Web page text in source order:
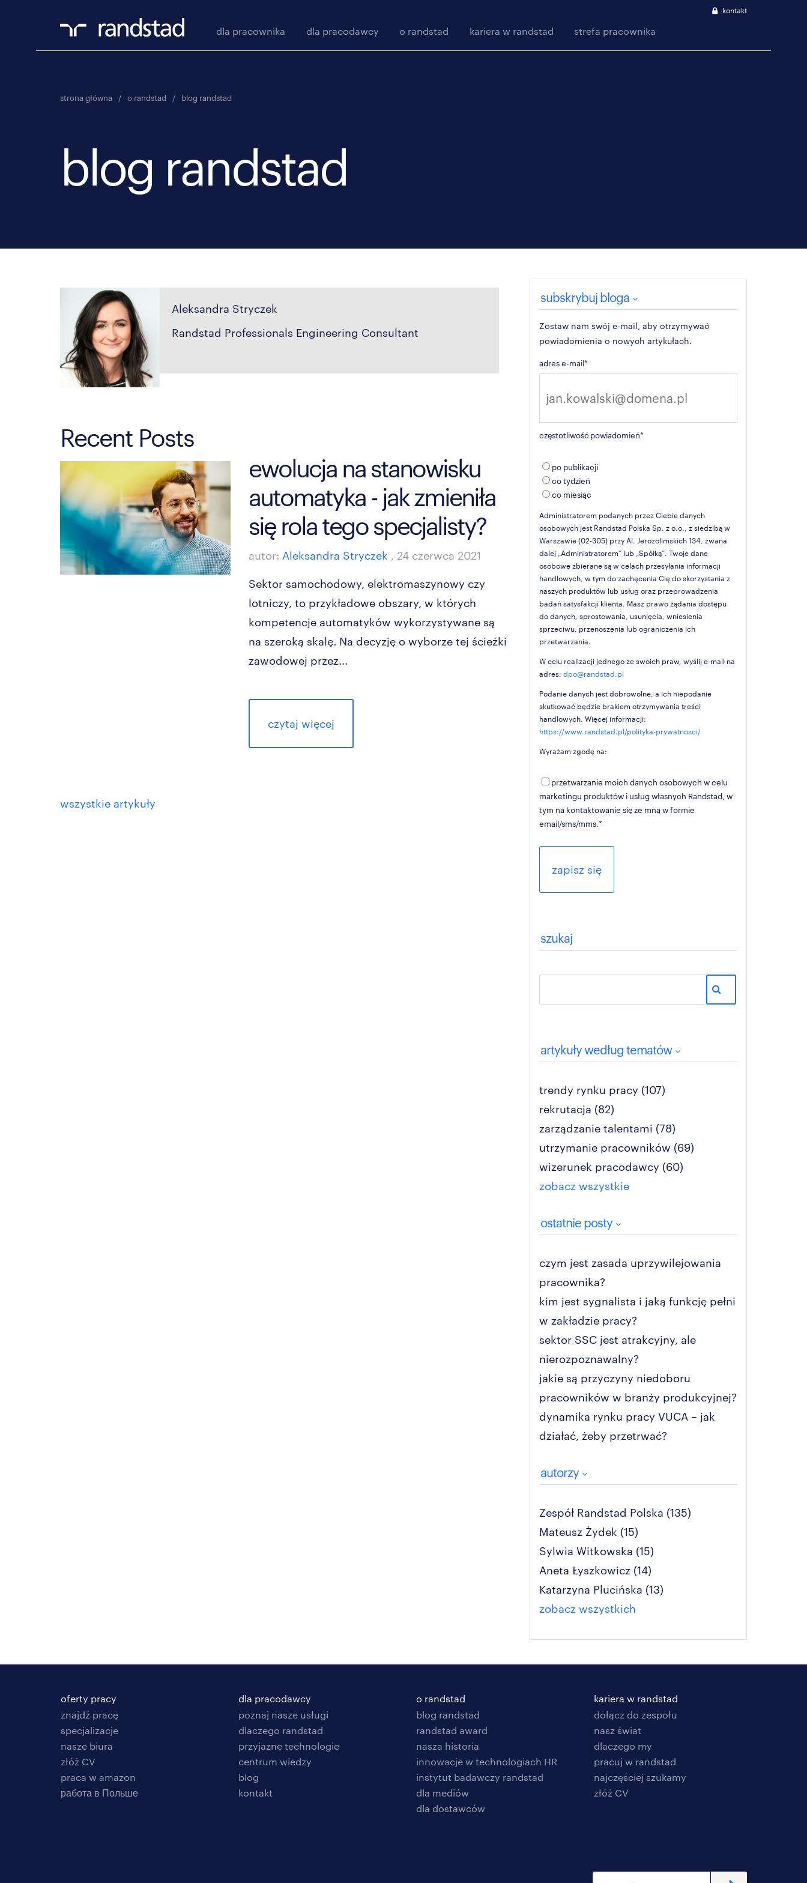
kontakt
dla pracownika dla pracodawcy o randstad kariera w randstad strefa pracownika
strona główna / o randstad / blog randstad
blog randstad
Aleksandra Stryczek
Randstad Professionals Engineering Consultant
Recent Posts
ewolucja na stanowisku
automatyka - jak zmieniła
się rola tego specjalisty?
autor: Aleksandra Stryczek , 24 czerwca 2021
Sektor samochodowy, elektromaszynowy czy
lotniczy, to przykładowe obszary, w których
kompetencje automatyków wykorzystywane są
na szeroką skalę. Na decyzję o wyborze tej ścieżki
zawodowej przez...
czytaj więcej
wszystkie artykuły
subskrybuj bloga
Zostaw nam swój e-mail, aby otrzymywać
powiadomienia o nowych artykułach.
adres e-mail*
częstotliwość powiadomień*
po publikacji
co tydzień
co miesiąc
Administratorem podanych przez Ciebie danych
osobowych jest Randstad Polska Sp. z o.o., z siedzibą w
Warszawie (02-305) przy Al. Jerozolimskich 134, zwana
dalej „Administratorem” lub „Spółką”. Twoje dane
osobowe zbierane są w celach przesyłania informacji
handlowych, w tym do zachęcenia Cię do skorzystania z
naszych produktów lub usług oraz przeprowadzenia
badań satysfakcji klienta. Masz prawo żądania dostępu
do danych, sprostowania, usunięcia, wniesienia
sprzeciwu, przenoszenia lub ograniczenia ich
przetwarzania.
W celu realizacji jednego ze swoich praw, wyślij e-mail na
adres:dpo@randstad.pl
Podanie danych jest dobrowolne, a ich niepodanie
skutkować będzie brakiem otrzymywania treści
handlowych. Więcej informacji:
https://www.randstad.pl/polityka-prywatnosci/
Wyrażam zgodę na:
przetwarzanie moich danych osobowych w celu
marketingu produktów i usług własnych Randstad, w
tym na kontaktowanie się ze mną w formie
email/sms/mms.*
szukaj
artykuły według tematów
trendy rynku pracy (107)
rekrutacja (82)
zarządzanie talentami (78)
utrzymanie pracowników (69)
wizerunek pracodawcy (60)
zobacz wszystkie
ostatnie posty
czym jest zasada uprzywilejowania
pracownika?
kim jest sygnalista i jaką funkcję pełni
w zakładzie pracy?
sektor SSC jest atrakcyjny, ale
nierozpoznawalny?
jakie są przyczyny niedoboru
pracowników w branży produkcyjnej?
dynamika rynku pracy VUCA – jak
działać, żeby przetrwać?
autorzy
Zespół Randstad Polska (135)
Mateusz Żydek (15)
Sylwia Witkowska (15)
Aneta Łyszkowicz (14)
Katarzyna Plucińska (13)
zobacz wszystkich
oferty pracy
znajdź pracę
specjalizacje
nasze biura
złóż CV
praca w amazon
работа в Польше
dla pracodawcy
poznaj nasze usługi
dlaczego randstad
przyjazne technologie
centrum wiedzy
blog
kontakt
o randstad
blog randstad
randstad award
nasza historia
innowacje w technologiach HR
instytut badawczy randstad
dla mediów
dla dostawców
kariera w randstad
dołącz do zespołu
nasz świat
dlaczego my
pracuj w randstad
najczęściej szukamy
złóż CV